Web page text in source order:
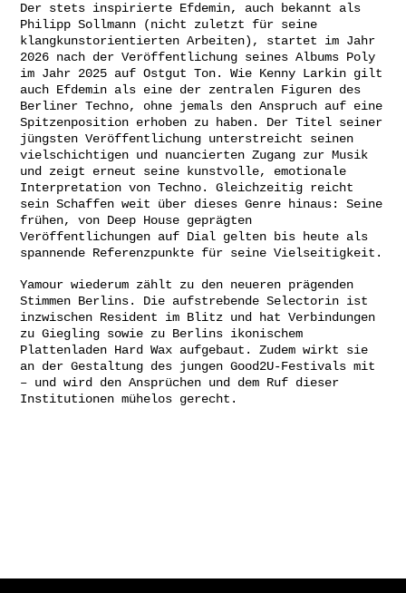
Der stets inspirierte Efdemin, auch bekannt als
Philipp Sollmann (nicht zuletzt für seine
klangkunstorientierten Arbeiten), startet im Jahr
2026 nach der Veröffentlichung seines Albums Poly
im Jahr 2025 auf Ostgut Ton. Wie Kenny Larkin gilt
auch Efdemin als eine der zentralen Figuren des
Berliner Techno, ohne jemals den Anspruch auf eine
Spitzenposition erhoben zu haben. Der Titel seiner
jüngsten Veröffentlichung unterstreicht seinen
vielschichtigen und nuancierten Zugang zur Musik
und zeigt erneut seine kunstvolle, emotionale
Interpretation von Techno. Gleichzeitig reicht
sein Schaffen weit über dieses Genre hinaus: Seine
frühen, von Deep House geprägten
Veröffentlichungen auf Dial gelten bis heute als
spannende Referenzpunkte für seine Vielseitigkeit.
Yamour wiederum zählt zu den neueren prägenden
Stimmen Berlins. Die aufstrebende Selectorin ist
inzwischen Resident im Blitz und hat Verbindungen
zu Giegling sowie zu Berlins ikonischem
Plattenladen Hard Wax aufgebaut. Zudem wirkt sie
an der Gestaltung des jungen Good2U-Festivals mit
– und wird den Ansprüchen und dem Ruf dieser
Institutionen mühelos gerecht.